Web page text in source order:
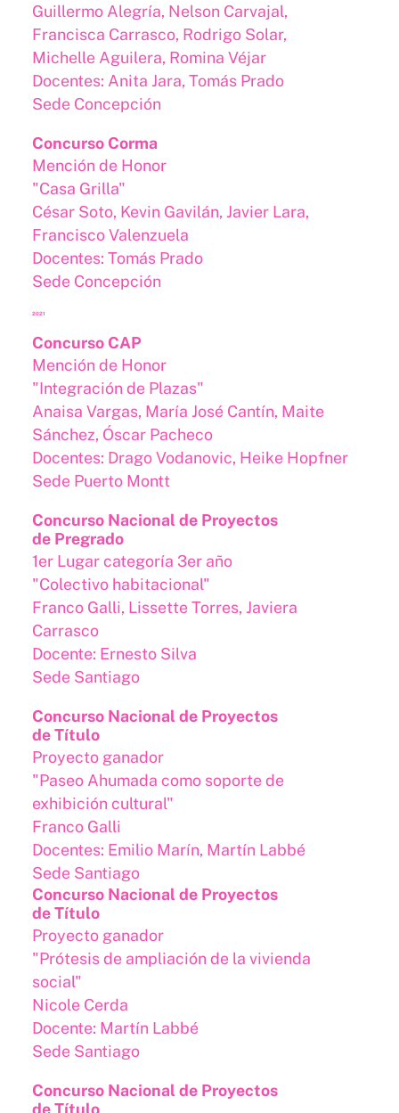
Guillermo Alegría, Nelson Carvajal,
Francisca Carrasco, Rodrigo Solar,
Michelle Aguilera, Romina Véjar
Docentes: Anita Jara, Tomás Prado
Sede Concepción
Concurso Corma
Mención de Honor
"Casa Grilla"
César Soto, Kevin Gavilán, Javier Lara,
Francisco Valenzuela
Docentes: Tomás Prado
Sede Concepción
2021
Concurso CAP
Mención de Honor
"Integración de Plazas"
Anaisa Vargas, María José Cantín, Maite
Sánchez, Óscar Pacheco
Docentes: Drago Vodanovic, Heike Hopfner
Sede Puerto Montt
Concurso Nacional de Proyectos
de Pregrado
1er Lugar categoría 3er año
"Colectivo habitacional"
Franco Galli, Lissette Torres, Javiera
Carrasco
Docente: Ernesto Silva
Sede Santiago
Concurso Nacional de Proyectos
de Título
Proyecto ganador
"Paseo Ahumada como soporte de
exhibición cultural"
Franco Galli
Docentes: Emilio Marín, Martín Labbé
Sede Santiago
Concurso Nacional de Proyectos
de Título
Proyecto ganador
"Prótesis de ampliación de la vivienda
social"
Nicole Cerda
Docente: Martín Labbé
Sede Santiago
Concurso Nacional de Proyectos
de Título